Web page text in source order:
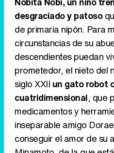
desgraciado y patoso
de primaria nipón. Para
circunstancias de su
descendientes puedan
prometedor, el nieto del
siglo XXII un gato robot
cuatridimensional, que
medicamentos y
inseparable amigo
conseguir el amor de su